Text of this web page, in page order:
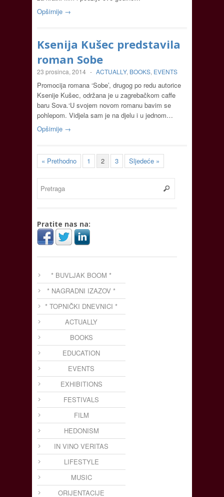
Opširnije →
Ksenija Kušec predstavila
roman Sobe
23 prosinca, 2014 - ACTUALLY, BOOKS, EVENTS
Promocija romana ‘Sobe’, drugog po redu autorice
Ksenije Kušec, održana je u zagrebačkom caffe
baru Sova.‘U svojem novom romanu bavim se
pohlepom. Vidjela sam je na djelu i u jednom…
Opširnije →
« Prethodno 1 2 3 Sljedeće »
Pratite nas na:
* BUVLJAK BOOM *
* NAGRADNI IZAZOV *
* TOPNIČKI DNEVNICI *
ACTUALLY
BOOKS
EDUCATION
EVENTS
EXHIBITIONS
FESTIVALS
FILM
HEDONISM
IN VINO VERITAS
LIFESTYLE
MUSIC
ORIJENTACIJE